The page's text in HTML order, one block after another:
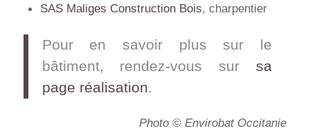
SAS Maliges Construction Bois, charpentier
Pour en savoir plus sur le
bâtiment, rendez-vous sursa
page réalisation.
Photo © Envirobat Occitanie